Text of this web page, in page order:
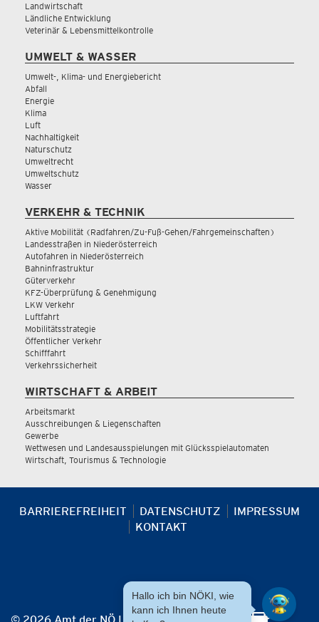
Landwirtschaft
Ländliche Entwicklung
Veterinär & Lebensmittelkontrolle
UMWELT & WASSER
Umwelt-, Klima- und Energiebericht
Abfall
Energie
Klima
Luft
Nachhaltigkeit
Naturschutz
Umweltrecht
Umweltschutz
Wasser
VERKEHR & TECHNIK
Aktive Mobilität (Radfahren/Zu-Fuß-Gehen/Fahrgemeinschaften)
Landesstraßen in Niederösterreich
Autofahren in Niederösterreich
Bahninfrastruktur
Güterverkehr
KFZ-Überprüfung & Genehmigung
LKW Verkehr
Luftfahrt
Mobilitätsstrategie
Öffentlicher Verkehr
Schifffahrt
Verkehrssicherheit
WIRTSCHAFT & ARBEIT
Arbeitsmarkt
Ausschreibungen & Liegenschaften
Gewerbe
Wettwesen und Landesausspielungen mit Glücksspielautomaten
Wirtschaft, Tourismus & Technologie
BARRIEREFREIHEIT DATENSCHUTZ
IMPRESSUM
KONTAKT
Hallo ich bin NÖKI, wie
kann ich Ihnen heute